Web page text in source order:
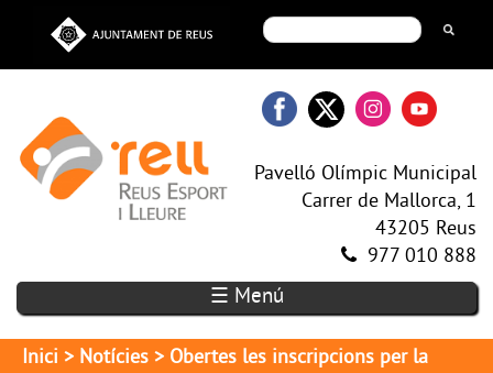
Pavelló Olímpic Municipal
Carrer de Mallorca, 1
43205 Reus
977 010 888
☰ Menú
Inici > Notícies > Obertes les inscripcions per la